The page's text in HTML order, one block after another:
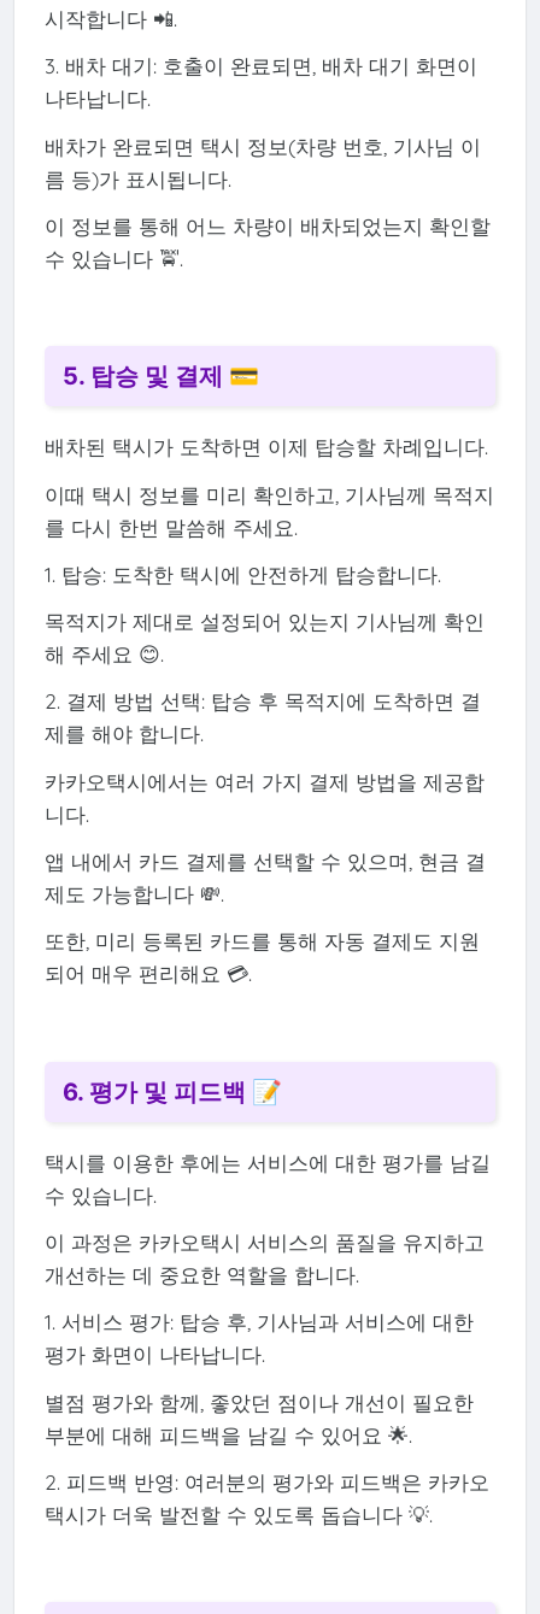
시작합니다 📲.
3. 배차 대기: 호출이 완료되면, 배차 대기 화면이
나타납니다.
배차가 완료되면 택시 정보(차량 번호, 기사님 이
름 등)가 표시됩니다.
이 정보를 통해 어느 차량이 배차되었는지 확인할
수 있습니다 🚖.
5. 탑승 및 결제 💳
배차된 택시가 도착하면 이제 탑승할 차례입니다.
이때 택시 정보를 미리 확인하고, 기사님께 목적지
를 다시 한번 말씀해 주세요.
1. 탑승: 도착한 택시에 안전하게 탑승합니다.
목적지가 제대로 설정되어 있는지 기사님께 확인
해 주세요 😊.
2. 결제 방법 선택: 탑승 후 목적지에 도착하면 결
제를 해야 합니다.
카카오택시에서는 여러 가지 결제 방법을 제공합
니다.
앱 내에서 카드 결제를 선택할 수 있으며, 현금 결
제도 가능합니다 💸.
또한, 미리 등록된 카드를 통해 자동 결제도 지원
되어 매우 편리해요 💳.
6. 평가 및 피드백 📝
택시를 이용한 후에는 서비스에 대한 평가를 남길
수 있습니다.
이 과정은 카카오택시 서비스의 품질을 유지하고
개선하는 데 중요한 역할을 합니다.
1. 서비스 평가: 탑승 후, 기사님과 서비스에 대한
평가 화면이 나타납니다.
별점 평가와 함께, 좋았던 점이나 개선이 필요한
부분에 대해 피드백을 남길 수 있어요 🌟.
2. 피드백 반영: 여러분의 평가와 피드백은 카카오
택시가 더욱 발전할 수 있도록 돕습니다 💡.